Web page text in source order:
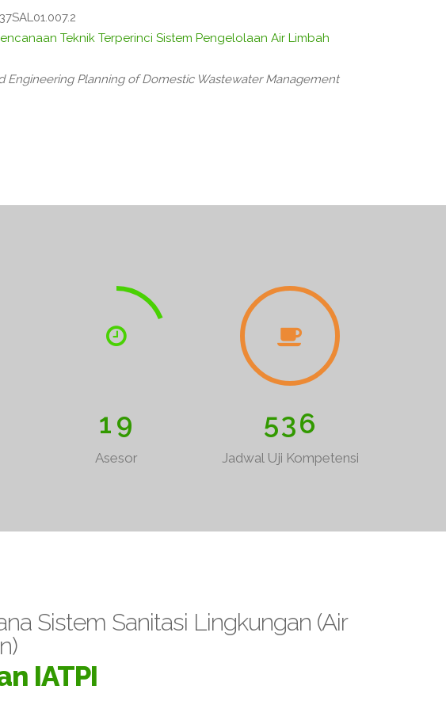
Teknik Terperinci Sistem Pengelolaan Air Limbah
Engineering Planning of Domestic Wastewater Management
19
Asesor
536
Jadwal Uji Kompetensi
Sistem Sanitasi Lingkungan (Air
IATPI